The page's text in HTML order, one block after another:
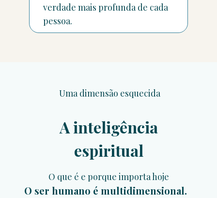
verdade mais profunda de cada
pessoa.
Uma dimensão esquecida
A inteligência
espiritual
O que é e porque importa hoje
O ser humano é multidimensional.